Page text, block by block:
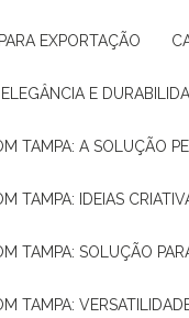
EXPORTAÇÃO
E
TAMPA: A SOLUÇÃO
TAMPA: IDEIAS
TAMPA: SOLUÇÃO
TAMPA: